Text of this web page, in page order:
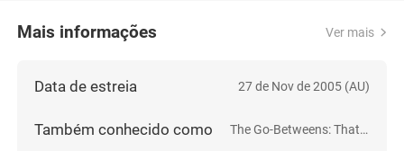
Mais informações Ver mais
Data de estreia 27 de Nov de 2005 (AU)
Também conhecido como The Go-Betweens: That Striped Sunlight Sound